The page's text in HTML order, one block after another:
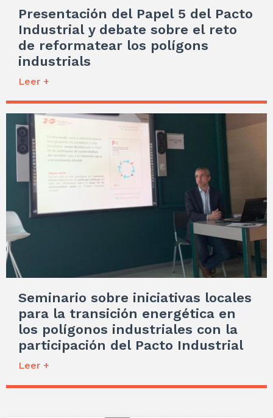
Presentación del Papel 5 del Pacto
Industrial y debate sobre el reto
de reformatear los polígons
industrials
Leer +
Seminario sobre iniciativas locales
para la transición energética en
los polígonos industriales con la
participación del Pacto Industrial
Leer +